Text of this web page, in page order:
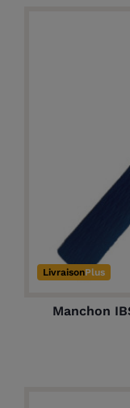
LivraisonPlus
Manchon